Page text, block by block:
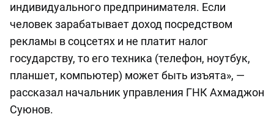
индивидуального предпринимателя. Если
человек зарабатывает доход посредством
рекламы в соцсетях и не платит налог
государству, то его техника (телефон, ноутбук,
планшет, компьютер) может быть изъята», —
рассказал начальник управления ГНК Ахмаджон
Суюнов.